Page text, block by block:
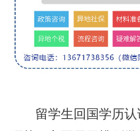
务
优
留学生回国学历认